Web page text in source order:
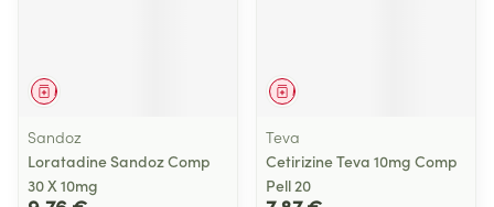
Médicament
Sandoz
Loratadine Sandoz Comp
30 X 10mg
Médicament
Teva
Cetirizine Teva 10mg Comp
Pell 20